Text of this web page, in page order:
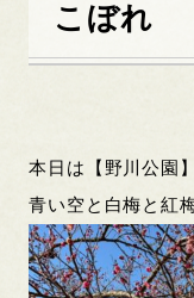
こぼれ
本日は【野川公園
青い空と白梅と紅